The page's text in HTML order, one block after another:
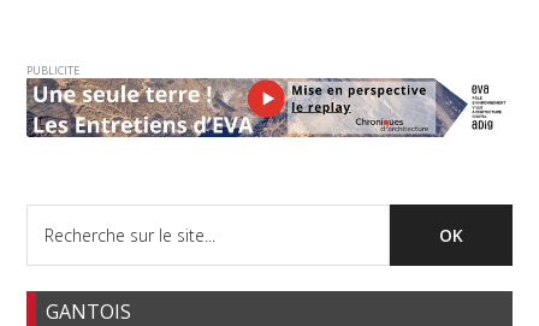
PUBLICITE
GANTOIS